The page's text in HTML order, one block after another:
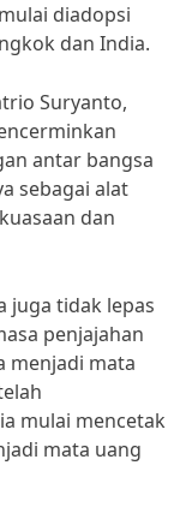
diadopsi
dan India.
Suryanto,
antar bangsa
sebagai alat
dan
juga tidak lepas
penjajahan
menjadi mata
mulai mencetak
mata uang